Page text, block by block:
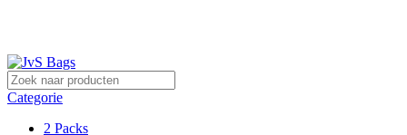
Categorie
2 Packs